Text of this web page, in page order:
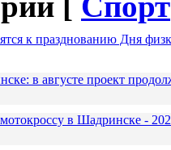
к празднованию Дня
в августе проект
в Шадринске -